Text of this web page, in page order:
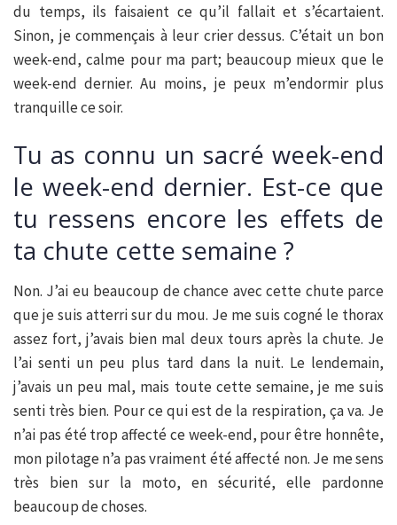
du temps, ils faisaient ce qu’il fallait et s’écartaient.
Sinon, je commençais à leur crier dessus. C’était un bon
week-end, calme pour ma part; beaucoup mieux que le
week-end dernier. Au moins, je peux m’endormir plus
tranquille ce soir.
Tu as connu un sacré week-end
le week-end dernier. Est-ce que
tu ressens encore les effets de
ta chute cette semaine ?
Non. J’ai eu beaucoup de chance avec cette chute parce
que je suis atterri sur du mou. Je me suis cogné le thorax
assez fort, j’avais bien mal deux tours après la chute. Je
l’ai senti un peu plus tard dans la nuit. Le lendemain,
j’avais un peu mal, mais toute cette semaine, je me suis
senti très bien. Pour ce qui est de la respiration, ça va. Je
n’ai pas été trop affecté ce week-end, pour être honnête,
mon pilotage n’a pas vraiment été affecté non. Je me sens
très bien sur la moto, en sécurité, elle pardonne
beaucoup de choses.